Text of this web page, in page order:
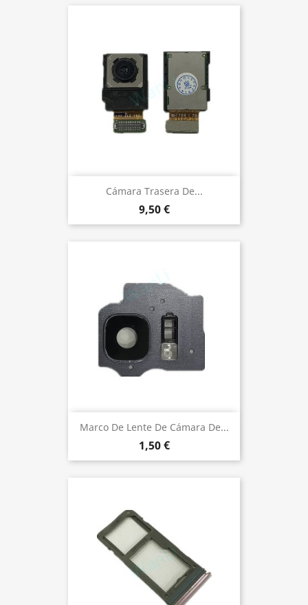
Cámara Trasera De...
9,50 €
Marco De Lente De Cámara De...
1,50 €